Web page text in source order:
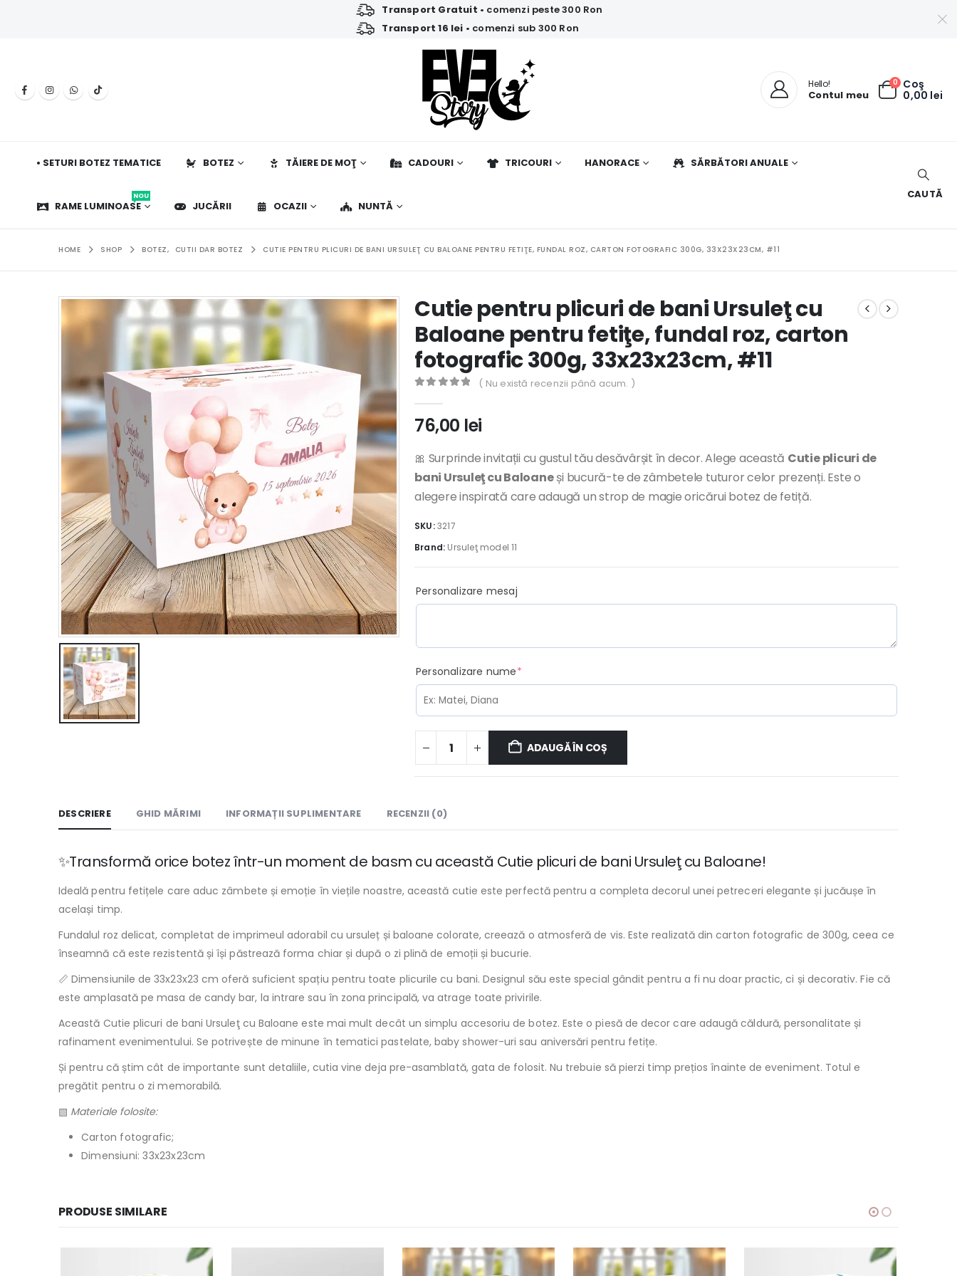
Transport Gratuit • comenzi peste 300 Ron
Transport 16 lei • comenzi sub 300 Ron
Hello!
Contul meu
0 Coş
0,00 lei
• SETURI BOTEZ TEMATICE BOTEZ TĂIERE DE MOŢ CADOURI TRICOURI HANORACE SĂRBĂTORI ANUALE
RAME LUMINOASE
NOU
JUCĂRII OCAZII NUNTĂ
CAUTĂ
HOME SHOP BOTEZ, CUTII DAR BOTEZ CUTIE PENTRU PLICURI DE BANI URSULEŢ CU BALOANE PENTRU FETIŢE, FUNDAL ROZ, CARTON FOTOGRAFIC 300G, 33X23X23CM, #11
Cutie pentru plicuri de bani Ursuleţ cu
Baloane pentru fetiţe, fundal roz, carton
fotografic 300g, 33x23x23cm, #11
( Nu există recenzii până acum. )
76,00 lei
🎀 Surprinde invitații cu gustul tău desăvârșit în decor. Alege această Cutie plicuri de
bani Ursuleţ cu Baloaneși bucură-te de zâmbetele tuturor celor prezenți. Este o
alegere inspirată care adaugă un strop de magie oricărui botez de fetiță.
SKU:3217
Brand: Ursuleţ model 11
Personalizare mesaj
Personalizare nume*(required)
ADAUGĂ ÎN COȘ
DESCRIERE GHID MĂRIMI INFORMAȚII SUPLIMENTARE RECENZII (0)
✨Transformă orice botez într-un moment de basm cu această Cutie plicuri de bani Ursuleţ cu Baloane!
Ideală pentru fetițele care aduc zâmbete și emoție în viețile noastre, această cutie este perfectă pentru a completa decorul unei petreceri elegante și jucăușe în
același timp.
Fundalul roz delicat, completat de imprimeul adorabil cu ursuleț și baloane colorate, creează o atmosferă de vis. Este realizată din carton fotografic de 300g, ceea ce
înseamnă că este rezistentă și își păstrează forma chiar și după o zi plină de emoții și bucurie.
📏 Dimensiunile de 33x23x23 cm oferă suficient spațiu pentru toate plicurile cu bani. Designul său este special gândit pentru a fi nu doar practic, ci și decorativ. Fie că
este amplasată pe masa de candy bar, la intrare sau în zona principală, va atrage toate privirile.
Această Cutie plicuri de bani Ursuleţ cu Baloane este mai mult decât un simplu accesoriu de botez. Este o piesă de decor care adaugă căldură, personalitate și
rafinament evenimentului. Se potrivește de minune în tematici pastelate, baby shower-uri sau aniversări pentru fetițe.
Și pentru că știm cât de importante sunt detaliile, cutia vine deja pre-asamblată, gata de folosit. Nu trebuie să pierzi timp prețios înainte de eveniment. Totul e
pregătit pentru o zi memorabilă.
▧ Materiale folosite:
Carton fotografic;
Dimensiuni: 33x23x23cm
PRODUSE SIMILARE